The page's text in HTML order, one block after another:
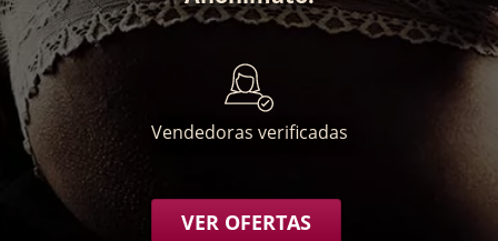
Vendedoras verificadas
VER OFERTAS